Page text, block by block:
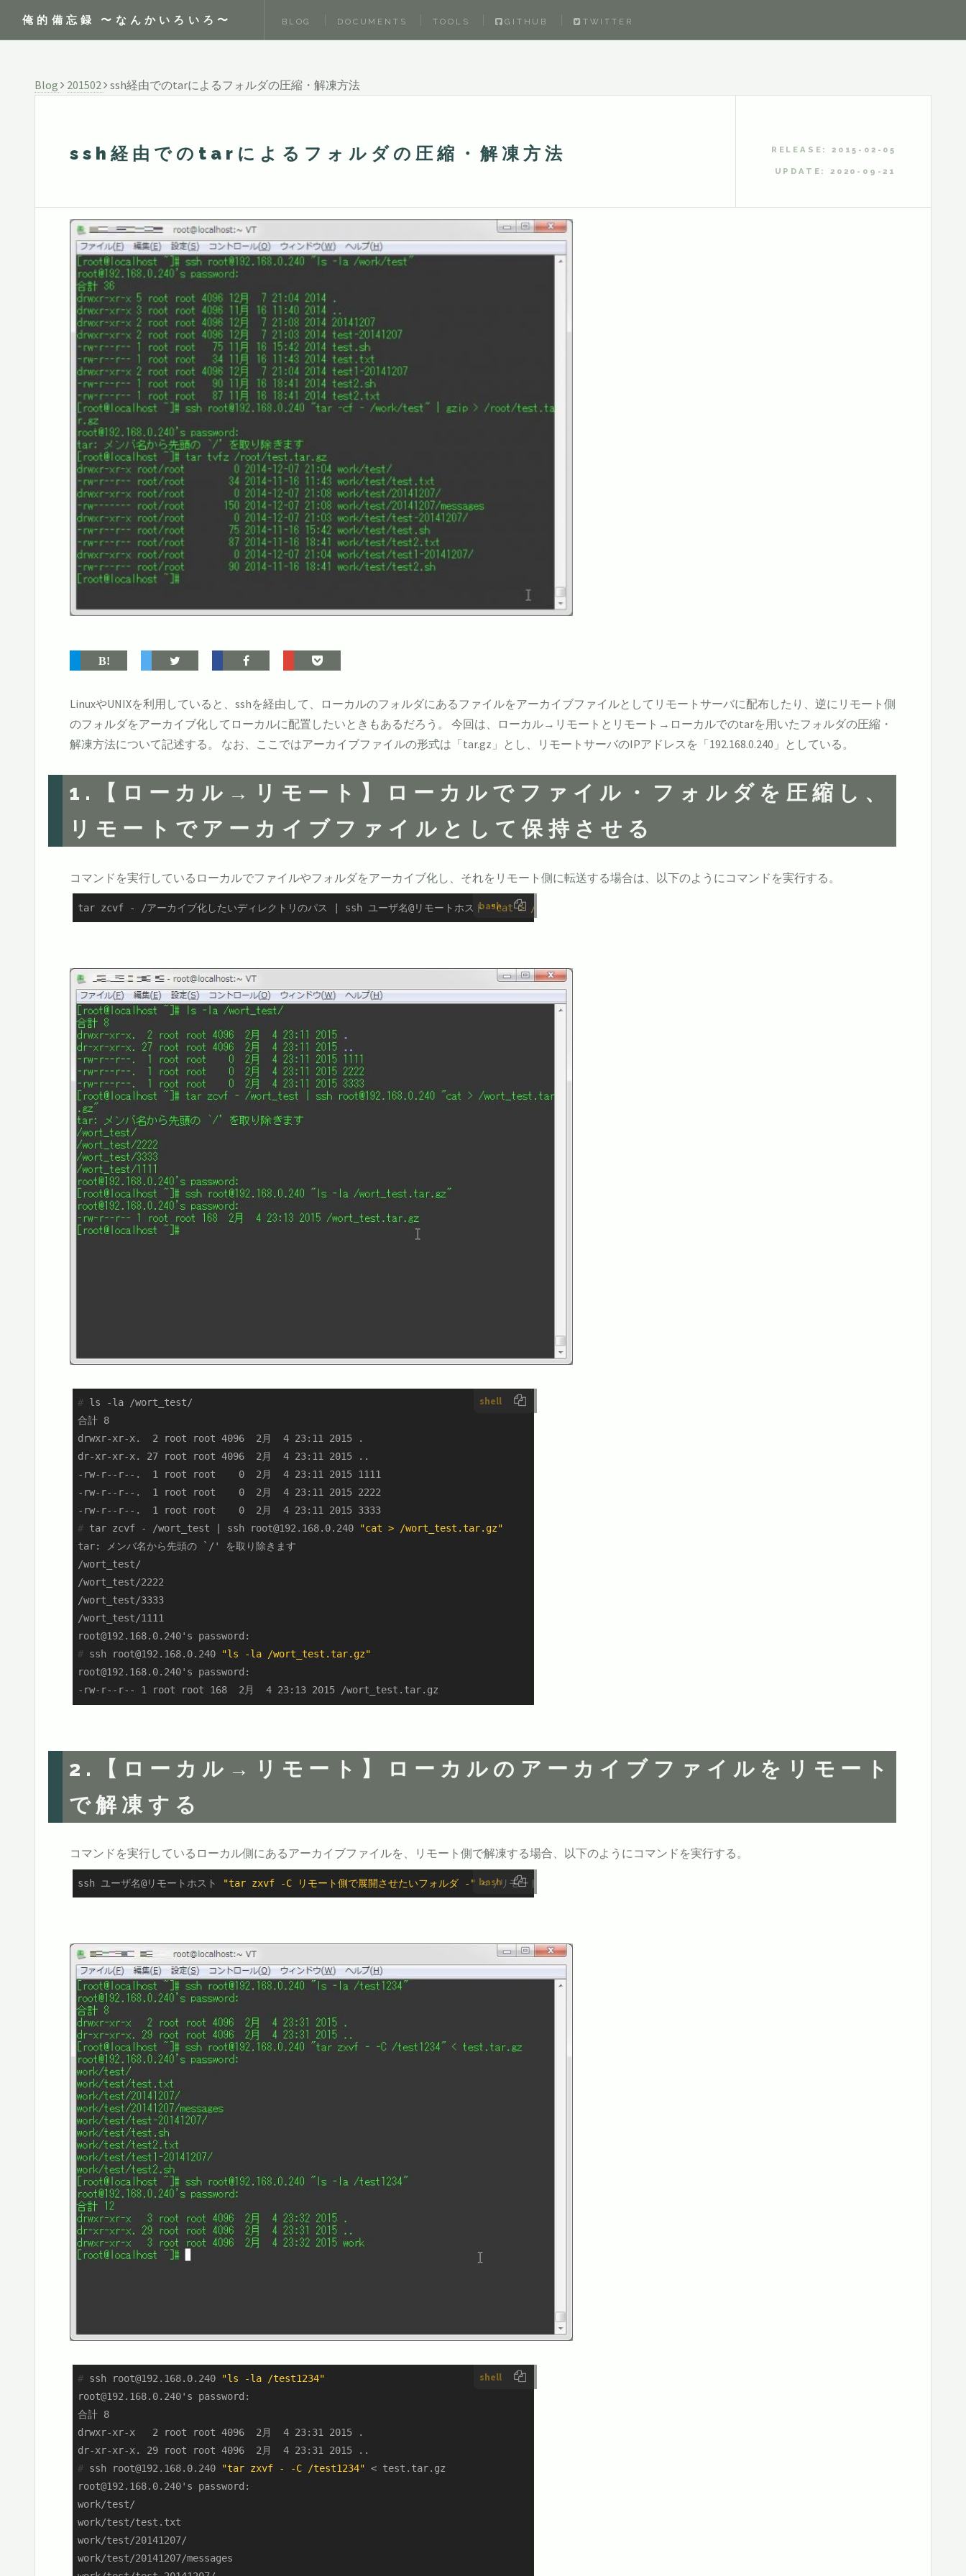
俺的備忘録 〜なんかいろいろ〜 BLOG DOCUMENTS TOOLS GITHUB TWITTER
Blog 201502 ssh経由でのtarによるフォルダの圧縮・解凍方法
ssh経由でのtarによるフォルダの圧縮・解凍方法 RELEASE: 2015-02-05
UPDATE: 2020-09-21
LinuxやUNIXを利用していると、sshを経由して、ローカルのフォルダにあるファイルをアーカイブファイルとしてリモートサーバに配布したり、逆にリモート側
のフォルダをアーカイブ化してローカルに配置したいときもあるだろう。 今回は、ローカル→リモートとリモート→ローカルでのtarを用いたフォルダの圧縮・
解凍方法について記述する。 なお、ここではアーカイブファイルの形式は「tar.gz」とし、リモートサーバのIPアドレスを「192.168.0.240」としている。
1.【ローカル→リモート】ローカルでファイル・フォルダを圧縮し、
リモートでアーカイブファイルとして保持させる
コマンドを実行しているローカルでファイルやフォルダをアーカイブ化し、それをリモート側に転送する場合は、以下のようにコマンドを実行する。
bash
tar zcvf - /アーカイブ化したいディレクトリのパス | ssh ユーザ名@リモートホスト "cat > /リモート側で作成するアーカイブ・ファイルのパス
shell
# ls -la /wort_test/
合計 8
drwxr-xr-x.  2 root root 4096  2月  4 23:11 2015 .
dr-xr-xr-x. 27 root root 4096  2月  4 23:11 2015 ..
-rw-r--r--.  1 root root    0  2月  4 23:11 2015 1111
-rw-r--r--.  1 root root    0  2月  4 23:11 2015 2222
-rw-r--r--.  1 root root    0  2月  4 23:11 2015 3333
# tar zcvf - /wort_test | ssh root@192.168.0.240
"cat > /wort_test.tar.gz"
tar: メンバ名から先頭の `/' を取り除きます
/wort_test/
/wort_test/2222
/wort_test/3333
/wort_test/1111
# ssh root@192.168.0.240
"ls -la /wort_test.tar.gz"
root@192.168.0.240's password:
-rw-r--r-- 1 root root 168  2月  4 23:13 2015 /wort_test.tar.gz
2.【ローカル→リモート】ローカルのアーカイブファイルをリモート
で解凍する
コマンドを実行しているローカル側にあるアーカイブファイルを、リモート側で解凍する場合、以下のようにコマンドを実行する。
bash
ssh ユーザ名@リモートホスト "tar zxvf -C リモート側で展開させたいフォルダ -" < /リモート側で解凍させたいアーカイブファイルのパス
shell
# ssh root@192.168.0.240
"ls -la /test1234"
root@192.168.0.240's password:
合計 8
drwxr-xr-x   2 root root 4096  2月  4 23:31 2015 .
# ssh root@192.168.0.240 "tar zxvf - -C /test1234" < test.tar.gz
root@192.168.0.240's password:
work/test/
work/test/test.txt
work/test/20141207/
work/test/20141207/messages